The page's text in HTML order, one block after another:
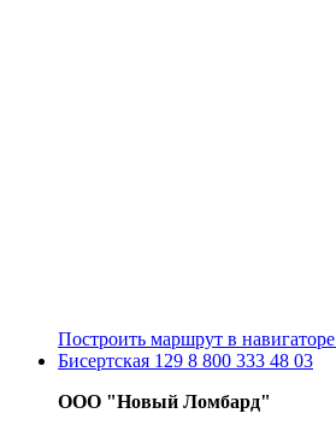
Построить маршрут в навигаторе
Бисертская 129 8 800 333 48 03
ООО "Новый Ломбард"